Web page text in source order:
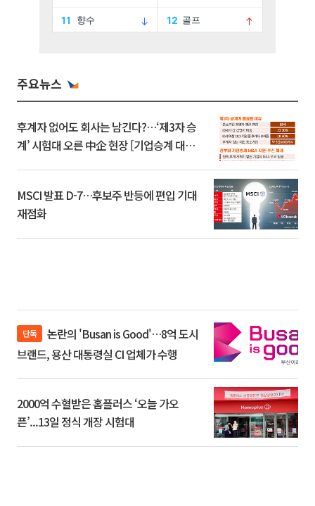
주요뉴스
후계자 없어도 회사는 남긴다?…‘제3자 승
계’ 시험대 오른 中企 현장 [기업승계 대전
MSCI 발표 D-7…후보주 반등에 편입 기대
재점화
단독
브랜드, 용산 대통령실 CI 업체가 수행
2000억 수혈받은 홈플러스 ‘오늘 가오
픈’...13일 정식 개장 시험대